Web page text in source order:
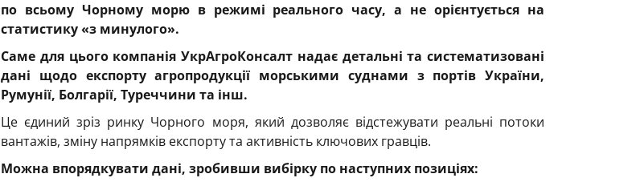
по всьому Чорному морю в режимі реального часу, а не орієнтується на
статистику «з минулого».
Саме для цього компанія УкрАгроКонсалт надає детальні та систематизовані
дані щодо експорту агропродукції морськими суднами з портів України,
Румунії, Болгарії, Туреччини та інш.
Це єдиний зріз ринку Чорного моря, який дозволяє відстежувати реальні потоки
вантажів, зміну напрямків експорту та активність ключових гравців.
Можна впорядкувати дані, зробивши вибірку по наступних позиціях: